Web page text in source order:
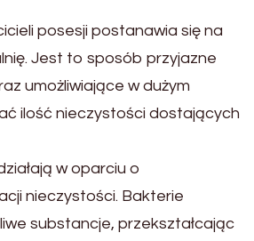
posesji postanawia się na
Jest to sposób przyjazne
umożliwiające w dużym
ilość nieczystości dostających
w oparciu o
nieczystości. Bakterie
substancje, przekształcając